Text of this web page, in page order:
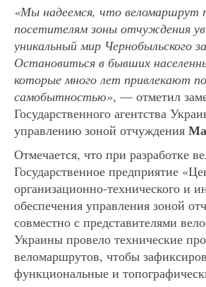
«Мы надеемся, что веломаршрут
посетителям зоны отчуждения
уникальный мир Чернобыльского
Остановиться в бывших
которые много лет привлекают
самобытностью», — отметил
Государственного агентства
управлению зоной отчуждения
Отмечается, что при разработке
Государственное предприятие
организационно-технического и
обеспечения управления зоной
совместно с представителями
Украины провело технические
веломаршрутов, чтобы
функциональные и